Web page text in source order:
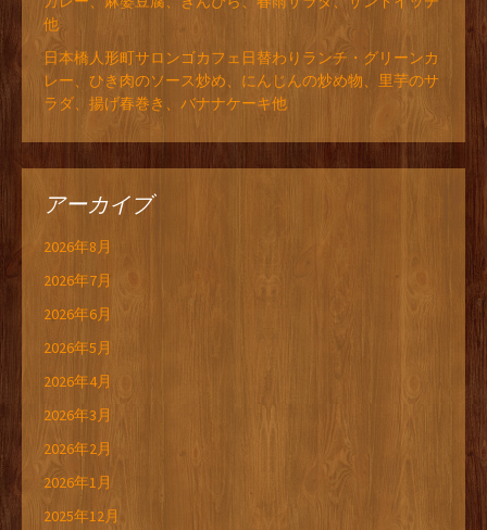
他
日本橋人形町サロンゴカフェ日替わりランチ・グリーンカ
レー、ひき肉のソース炒め、にんじんの炒め物、里芋のサ
ラダ、揚げ春巻き、バナナケーキ他
アーカイブ
2026年8月
2026年7月
2026年6月
2026年5月
2026年4月
2026年3月
2026年2月
2026年1月
2025年12月